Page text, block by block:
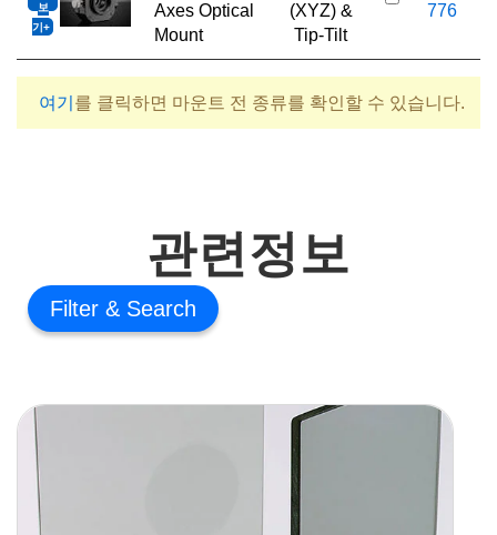
보
기
Axes Optical
Mount
(XYZ) &
Tip-Tilt
776
여기 를 클릭하면 마운트 전 종류를 확인할 수 있습니다.
관련정보
Filter